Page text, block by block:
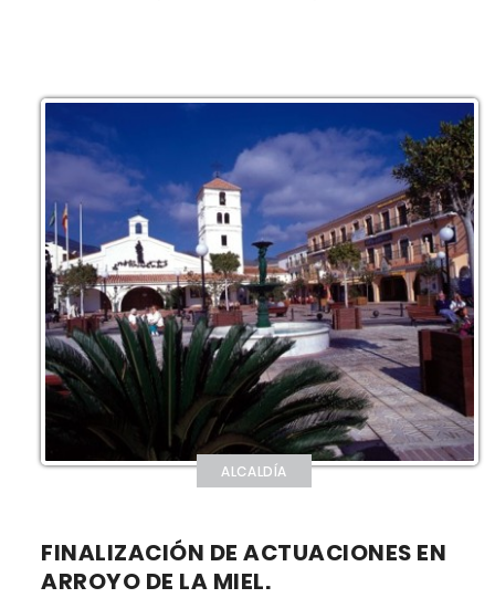
ALCALDÍA
FINALIZACIÓN DE ACTUACIONES EN
ARROYO DE LA MIEL.